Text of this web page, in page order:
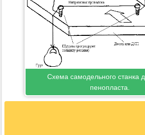
Схема самодельного станка
пенопласта.